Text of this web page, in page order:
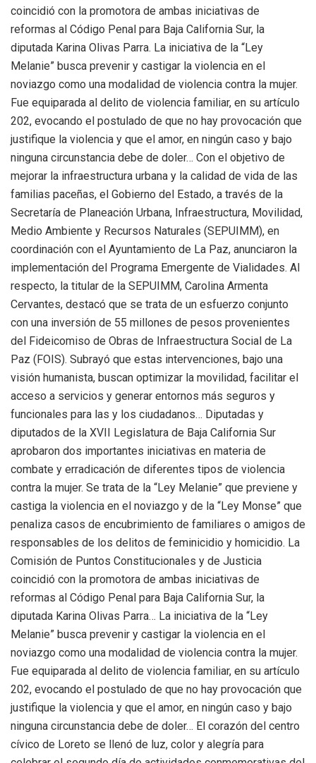
coincidió con la promotora de ambas iniciativas de
reformas al Código Penal para Baja California Sur, la
diputada Karina Olivas Parra. La iniciativa de la “Ley
Melanie” busca prevenir y castigar la violencia en el
noviazgo como una modalidad de violencia contra la mujer.
Fue equiparada al delito de violencia familiar, en su artículo
202, evocando el postulado de que no hay provocación que
justifique la violencia y que el amor, en ningún caso y bajo
ninguna circunstancia debe de doler… Con el objetivo de
mejorar la infraestructura urbana y la calidad de vida de las
familias paceñas, el Gobierno del Estado, a través de la
Secretaría de Planeación Urbana, Infraestructura, Movilidad,
Medio Ambiente y Recursos Naturales (SEPUIMM), en
coordinación con el Ayuntamiento de La Paz, anunciaron la
implementación del Programa Emergente de Vialidades. Al
respecto, la titular de la SEPUIMM, Carolina Armenta
Cervantes, destacó que se trata de un esfuerzo conjunto
con una inversión de 55 millones de pesos provenientes
del Fideicomiso de Obras de Infraestructura Social de La
Paz (FOIS). Subrayó que estas intervenciones, bajo una
visión humanista, buscan optimizar la movilidad, facilitar el
acceso a servicios y generar entornos más seguros y
funcionales para las y los ciudadanos… Diputadas y
diputados de la XVII Legislatura de Baja California Sur
aprobaron dos importantes iniciativas en materia de
combate y erradicación de diferentes tipos de violencia
contra la mujer. Se trata de la “Ley Melanie” que previene y
castiga la violencia en el noviazgo y de la “Ley Monse” que
penaliza casos de encubrimiento de familiares o amigos de
responsables de los delitos de feminicidio y homicidio. La
Comisión de Puntos Constitucionales y de Justicia
coincidió con la promotora de ambas iniciativas de
reformas al Código Penal para Baja California Sur, la
diputada Karina Olivas Parra… La iniciativa de la “Ley
Melanie” busca prevenir y castigar la violencia en el
noviazgo como una modalidad de violencia contra la mujer.
Fue equiparada al delito de violencia familiar, en su artículo
202, evocando el postulado de que no hay provocación que
justifique la violencia y que el amor, en ningún caso y bajo
ninguna circunstancia debe de doler… El corazón del centro
cívico de Loreto se llenó de luz, color y alegría para